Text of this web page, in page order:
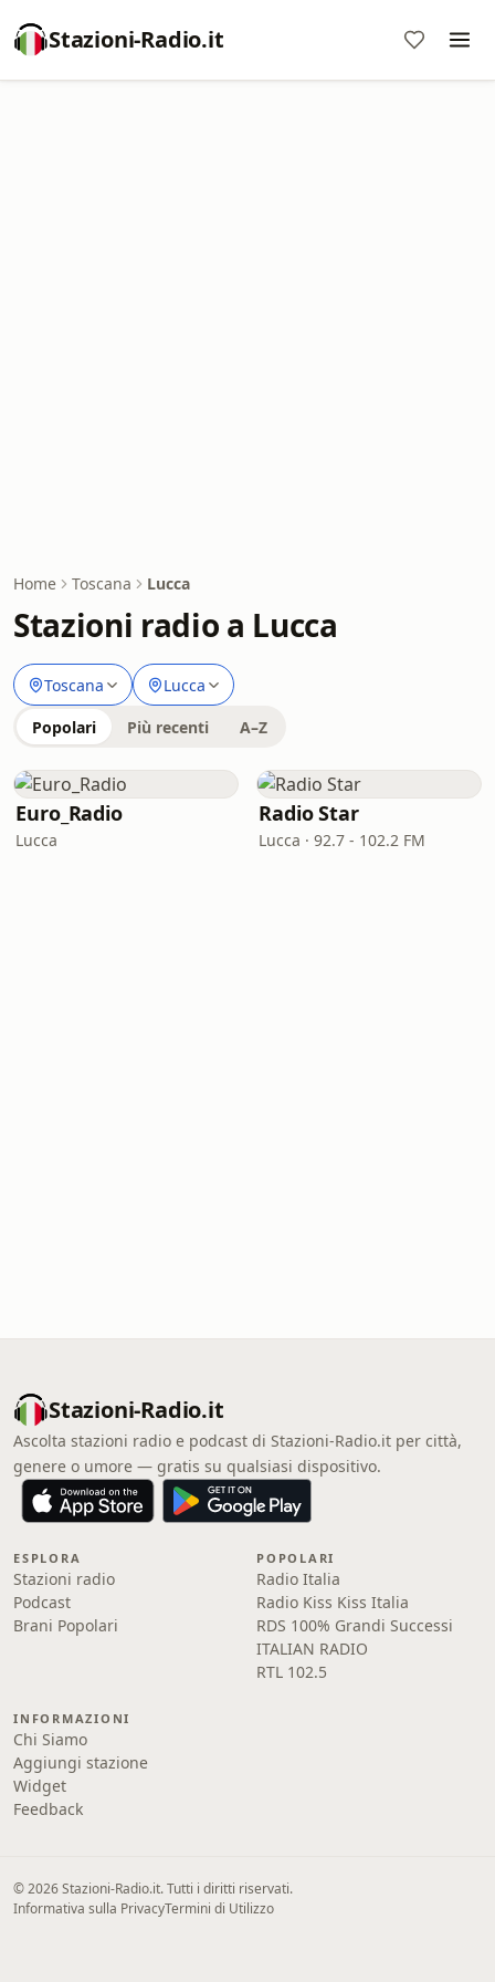
Stazioni-Radio.it
Home Toscana Lucca
Stazioni radio a Lucca
Toscana Lucca
Popolari Più recenti A–Z
Euro_Radio
Lucca
Radio Star
Lucca · 92.7 - 102.2 FM
Stazioni-Radio.it
Ascolta stazioni radio e podcast di Stazioni-Radio.it per città,
genere o umore — gratis su qualsiasi dispositivo.
ESPLORA
Stazioni radio
Podcast
Brani Popolari
POPOLARI
Radio Italia
Radio Kiss Kiss Italia
RDS 100% Grandi Successi
ITALIAN RADIO
RTL 102.5
INFORMAZIONI
Chi Siamo
Aggiungi stazione
Widget
Feedback
© 2026 Stazioni-Radio.it. Tutti i diritti riservati.
Informativa sulla PrivacyTermini di Utilizzo